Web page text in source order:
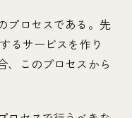
プロセスである。先
るサービスを作り
、このプロセスから